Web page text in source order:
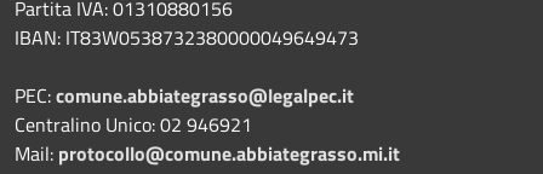
Partita IVA: 01310880156
IBAN: IT83W0538732380000049649473
PEC:comune.abbiategrasso@legalpec.it
Centralino Unico: 02 946921
Mail: protocollo@comune.abbiategrasso.mi.it